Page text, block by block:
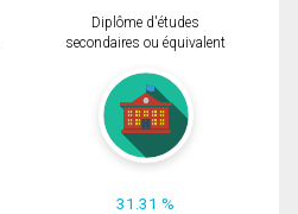
Diplôme d'études
secondaires ou équivalent
31.31 %